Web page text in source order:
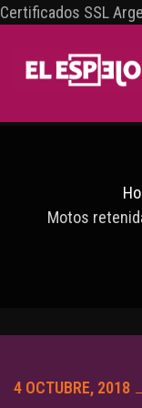
Certificados SSL
Motos
4 OCTUBRE, 2018